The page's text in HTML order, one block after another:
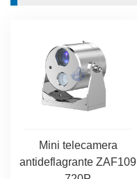
Mini telecamera
antideflagrante ZAF109